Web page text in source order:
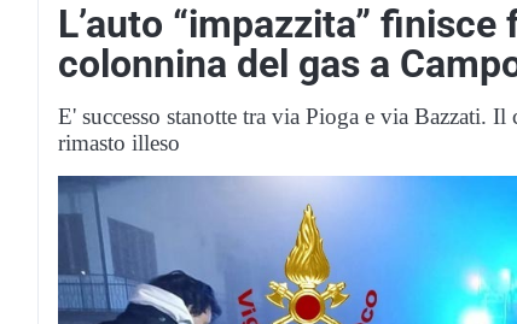
L’auto “impazzita”
colonnina del gas a
E' successo stanotte tra via Pioga e via Bazzati.
rimasto illeso